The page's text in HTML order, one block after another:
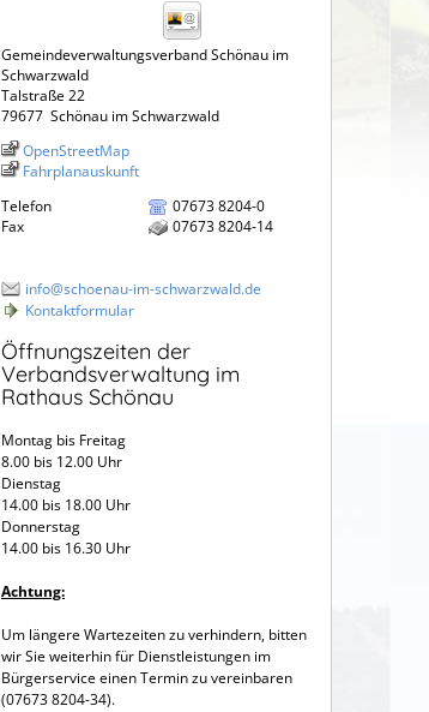
Gemeindeverwaltungsverband Schönau im
Schwarzwald
Talstraße 22
79677 Schönau im Schwarzwald
OpenStreetMap
Fahrplanauskunft
Telefon
07673 8204-0
Fax
07673 8204-14
info@schoenau-im-schwarzwald.de
Kontaktformular
Öffnungszeiten der
Verbandsverwaltung im
Rathaus Schönau
Montag bis Freitag
8.00 bis 12.00 Uhr
Dienstag
14.00 bis 18.00 Uhr
Donnerstag
14.00 bis 16.30 Uhr
Achtung:
Um längere Wartezeiten zu verhindern, bitten
wir Sie weiterhin für Dienstleistungen im
Bürgerservice einen Termin zu vereinbaren
(07673 8204-34).